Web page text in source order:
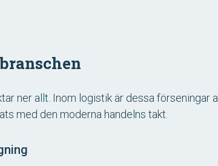
ner allt. Inom logistik är dessa förseningar
med den moderna handelns takt.